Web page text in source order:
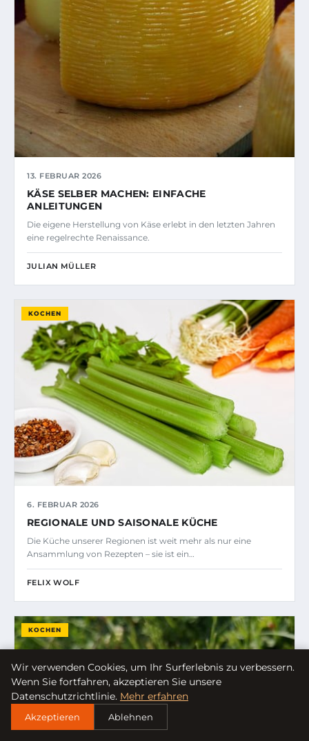
13. FEBRUAR 2026
KÄSE SELBER MACHEN: EINFACHE
ANLEITUNGEN
Die eigene Herstellung von Käse erlebt in den letzten Jahren
eine regelrechte Renaissance.
JULIAN MÜLLER
KOCHEN
6. FEBRUAR 2026
REGIONALE UND SAISONALE KÜCHE
Die Küche unserer Regionen ist weit mehr als nur eine
Ansammlung von Rezepten – sie ist ein…
FELIX WOLF
KOCHEN
Wir verwenden Cookies, um Ihr Surferlebnis zu verbessern.
Wenn Sie fortfahren, akzeptieren Sie unsere
Datenschutzrichtlinie. Mehr erfahren
Akzeptieren Ablehnen